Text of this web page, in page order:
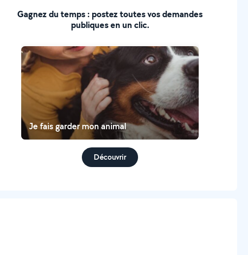
Gagnez du temps : postez toutes vos demandes
publiques en un clic.
Je fais garder mon animal
Découvrir